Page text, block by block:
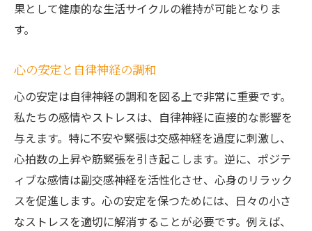
果として健康的な生活サイクルの維持が可能となりま
す。
心の安定と自律神経の調和
心の安定は自律神経の調和を図る上で非常に重要です。
私たちの感情やストレスは、自律神経に直接的な影響を
与えます。特に不安や緊張は交感神経を過度に刺激し、
心拍数の上昇や筋緊張を引き起こします。逆に、ポジテ
ィブな感情は副交感神経を活性化させ、心身のリラック
スを促進します。心の安定を保つためには、日々の小さ
なストレスを適切に解消することが必要です。例えば、